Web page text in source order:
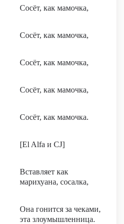
Сосёт, как мамочка,
Сосёт, как мамочка,
Сосёт, как мамочка,
Сосёт, как мамочка,
Сосёт, как мамочка.
[El Alfa и CJ]
Вставляет как
марихуана, сосалка,
Она гонится за чеками,
эта злоумышленница.